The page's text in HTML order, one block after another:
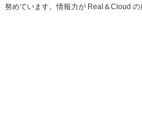
努めています。情報力が Real＆Cloud の